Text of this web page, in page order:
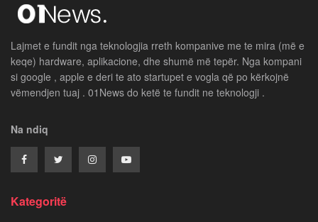
Lajmet e fundit nga teknologjia rreth kompanive me te mira (më e
keqe) hardware, aplikacione, dhe shumë më tepër. Nga kompani
si google , apple e deri te ato startupet e vogla që po kërkojnë
vëmendjen tuaj . 01News do ketë te fundit ne teknologji .
Na ndiq
Kategoritë